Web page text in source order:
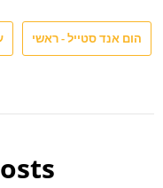
הום אנד סטייל - ראשי